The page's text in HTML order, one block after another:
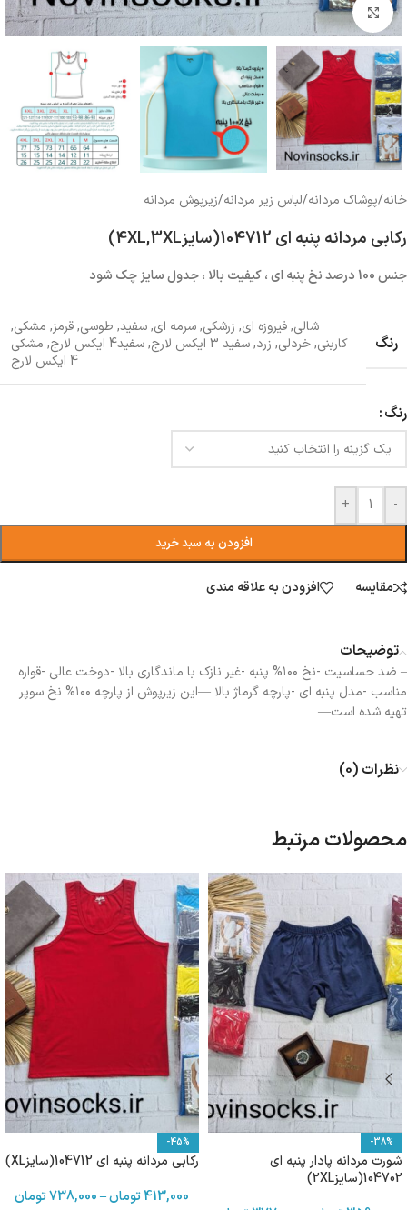
بزرگنمایی تصویر
خانه/پوشاک مردانه/لباس زیر مردانه/زیرپوش مردانه
رکابی مردانه پنبه ای 104712(سایز4XL,3XL)
جنس 100 درصد نخ پنبه ای ، کیفیت بالا ، جدول سایز چک شود
رنگ
شالی,فیروزه ای, زرشکی,سرمه ای,سفید, طوسی,قرمز, مشکی,
کاربنی,خردلی, زرد,سفید 3 ایکس لارج ,سفید4 ایکس لارج , مشکی
4 ایکس لارج
رنگ
-
+
افزودن به سبد خرید
مقایسه افزودن به علاقه مندی
توضیحات
– ضد حساسیت -نخ ۱۰۰% پنبه -غیر نازک با ماندگاری بالا -دوخت عالی -قواره
مناسب -مدل پنبه ای -پارچه گرماژ بالا —این زیرپوش از پارچه ۱۰۰% نخ سوپر
تهیه شده است—
نظرات (0)
محصولات مرتبط
-38%
شورت مردانه پادار پنبه ای
104702(سایز2XL)
-45%
رکابی مردانه پنبه ای 104712(سایزXL)
413,000تومان–
738,000تومان